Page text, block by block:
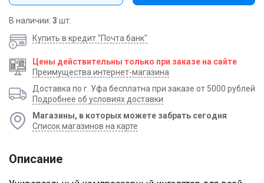
В наличии: 3 шт.
Купить в кредит "Почта банк"
Цены действительны только при заказе на сайте
Преимущества интернет-магазина
Доставка по г. Уфа бесплатна при заказе от 5000 рублей
Подробнее об условиях доставки
Магазины, в которых можете забрать сегодня
Список магазинов на карте
Описание